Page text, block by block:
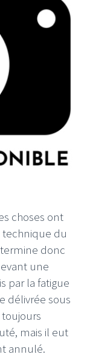
choses ont
technique du
donc
une
par la fatigue
délivrée sous
mais il eut
annulé.